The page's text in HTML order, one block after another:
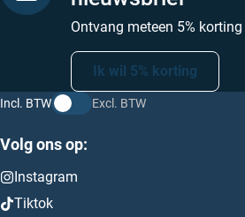
Ontvang meteen 5%
Ik wil 5% korting
Incl. BTW Excl. BTW
Volg ons op:
Instagram
Tiktok